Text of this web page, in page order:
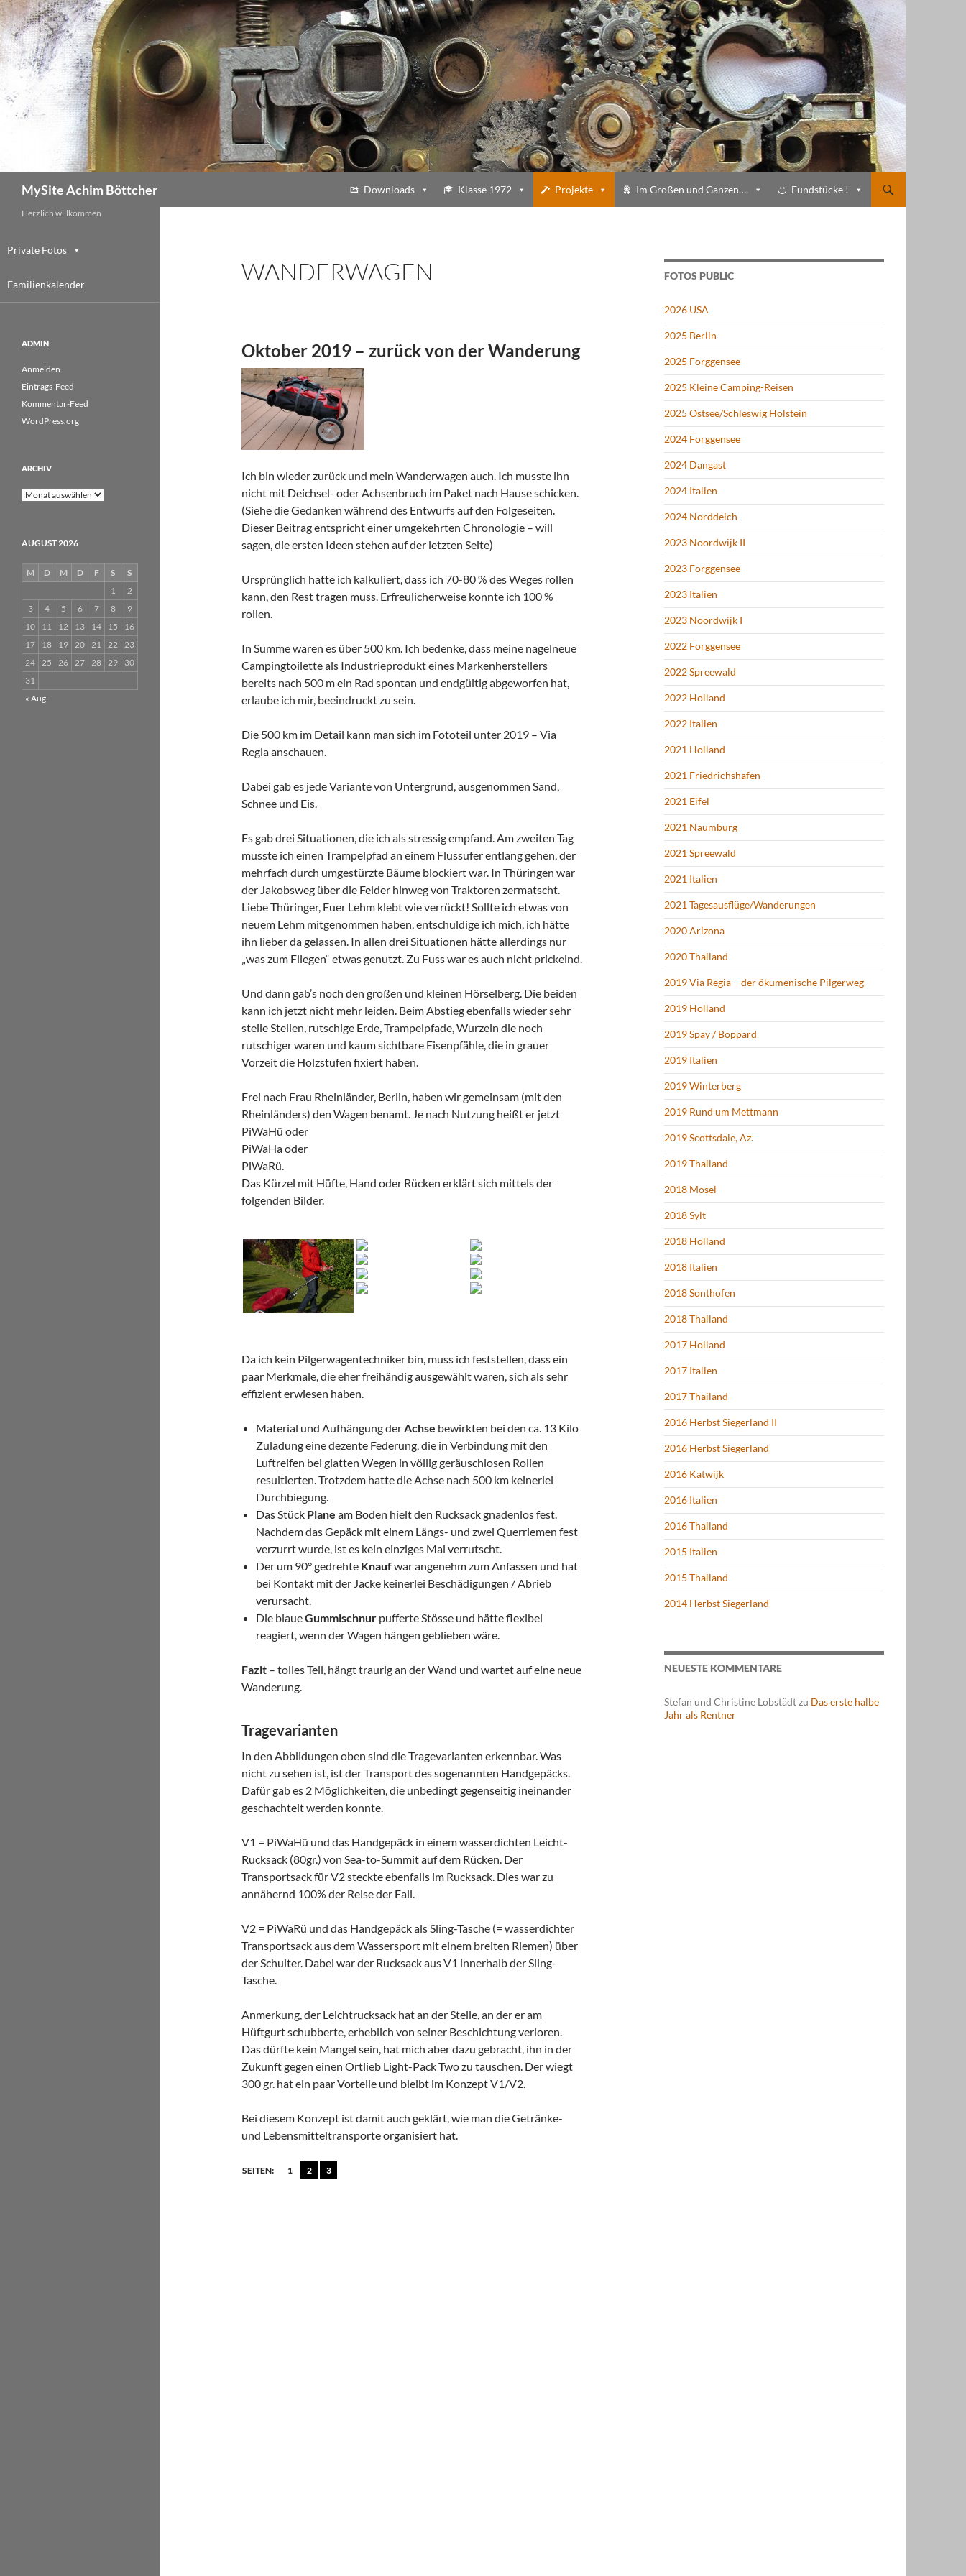
Zum
Inhalt
springen
MySite Achim Böttcher Downloads Klasse 1972 Projekte Im Großen und Ganzen…. Fundstücke !
WANDERWAGEN
Oktober 2019 – zurück von der Wanderung
Ich bin wieder zurück und mein Wanderwagen auch. Ich musste ihn
nicht mit Deichsel- oder Achsenbruch im Paket nach Hause schicken.
(Siehe die Gedanken während des Entwurfs auf den Folgeseiten.
Dieser Beitrag entspricht einer umgekehrten Chronologie – will
sagen, die ersten Ideen stehen auf der letzten Seite)
Ursprünglich hatte ich kalkuliert, dass ich 70-80 % des Weges rollen
kann, den Rest tragen muss. Erfreulicherweise konnte ich 100 %
rollen.
In Summe waren es über 500 km. Ich bedenke, dass meine nagelneue
Campingtoilette als Industrieprodukt eines Markenherstellers
bereits nach 500 m ein Rad spontan und endgültig abgeworfen hat,
erlaube ich mir, beeindruckt zu sein.
Die 500 km im Detail kann man sich im Fototeil unter 2019 – Via
Regia anschauen.
Dabei gab es jede Variante von Untergrund, ausgenommen Sand,
Schnee und Eis.
Es gab drei Situationen, die ich als stressig empfand. Am zweiten Tag
musste ich einen Trampelpfad an einem Flussufer entlang gehen, der
mehrfach durch umgestürzte Bäume blockiert war. In Thüringen war
der Jakobsweg über die Felder hinweg von Traktoren zermatscht.
Liebe Thüringer, Euer Lehm klebt wie verrückt! Sollte ich etwas von
neuem Lehm mitgenommen haben, entschuldige ich mich, ich hätte
ihn lieber da gelassen. In allen drei Situationen hätte allerdings nur
„was zum Fliegen“ etwas genutzt. Zu Fuss war es auch nicht prickelnd.
Und dann gab’s noch den großen und kleinen Hörselberg. Die beiden
kann ich jetzt nicht mehr leiden. Beim Abstieg ebenfalls wieder sehr
steile Stellen, rutschige Erde, Trampelpfade, Wurzeln die noch
rutschiger waren und kaum sichtbare Eisenpfähle, die in grauer
Vorzeit die Holzstufen fixiert haben.
Frei nach Frau Rheinländer, Berlin, haben wir gemeinsam (mit den
Rheinländers) den Wagen benamt. Je nach Nutzung heißt er jetzt
PiWaHü oder
PiWaHa oder
PiWaRü.
Das Kürzel mit Hüfte, Hand oder Rücken erklärt sich mittels der
folgenden Bilder.
Da ich kein Pilgerwagentechniker bin, muss ich feststellen, dass ein
paar Merkmale, die eher freihändig ausgewählt waren, sich als sehr
effizient erwiesen haben.
Material und Aufhängung der Achse bewirkten bei den ca. 13 Kilo
Zuladung eine dezente Federung, die in Verbindung mit den
Luftreifen bei glatten Wegen in völlig geräuschlosen Rollen
resultierten. Trotzdem hatte die Achse nach 500 km keinerlei
Durchbiegung.
Das Stück Plane am Boden hielt den Rucksack gnadenlos fest.
Nachdem das Gepäck mit einem Längs- und zwei Querriemen fest
verzurrt wurde, ist es kein einziges Mal verrutscht.
Der um 90° gedrehte Knaufwar angenehm zum Anfassen und hat
bei Kontakt mit der Jacke keinerlei Beschädigungen / Abrieb
verursacht.
Die blaueGummischnur pufferte Stösse und hätte flexibel
reagiert, wenn der Wagen hängen geblieben wäre.
Fazit – tolles Teil, hängt traurig an der Wand und wartet auf eine neue
Wanderung.
Tragevarianten
In den Abbildungen oben sind die Tragevarianten erkennbar. Was
nicht zu sehen ist, ist der Transport des sogenannten Handgepäcks.
Dafür gab es 2 Möglichkeiten, die unbedingt gegenseitig ineinander
geschachtelt werden konnte.
V1 = PiWaHü und das Handgepäck in einem wasserdichten Leicht-
Rucksack (80gr.) von Sea-to-Summit auf dem Rücken. Der
Transportsack für V2 steckte ebenfalls im Rucksack. Dies war zu
annähernd 100% der Reise der Fall.
V2 = PiWaRü und das Handgepäck als Sling-Tasche (= wasserdichter
Transportsack aus dem Wassersport mit einem breiten Riemen) über
der Schulter. Dabei war der Rucksack aus V1 innerhalb der Sling-
Tasche.
Anmerkung, der Leichtrucksack hat an der Stelle, an der er am
Hüftgurt schubberte, erheblich von seiner Beschichtung verloren.
Das dürfte kein Mangel sein, hat mich aber dazu gebracht, ihn in der
Zukunft gegen einen Ortlieb Light-Pack Two zu tauschen. Der wiegt
300 gr. hat ein paar Vorteile und bleibt im Konzept V1/V2.
Bei diesem Konzept ist damit auch geklärt, wie man die Getränke-
und Lebensmitteltransporte organisiert hat.
SEITEN: 1 2 3
FOTOS PUBLIC
2026 USA
2025 Berlin
2025 Forggensee
2025 Kleine Camping-Reisen
2025 Ostsee/Schleswig Holstein
2024 Forggensee
2024 Dangast
2024 Italien
2024 Norddeich
2023 Noordwijk II
2023 Forggensee
2023 Italien
2023 Noordwijk I
2022 Forggensee
2022 Spreewald
2022 Holland
2022 Italien
2021 Holland
2021 Friedrichshafen
2021 Eifel
2021 Naumburg
2021 Spreewald
2021 Italien
2021 Tagesausflüge/Wanderungen
2020 Arizona
2020 Thailand
2019 Via Regia – der ökumenische Pilgerweg
2019 Holland
2019 Spay / Boppard
2019 Italien
2019 Winterberg
2019 Rund um Mettmann
2019 Scottsdale, Az.
2019 Thailand
2018 Mosel
2018 Sylt
2018 Holland
2018 Italien
2018 Sonthofen
2018 Thailand
2017 Holland
2017 Italien
2017 Thailand
2016 Herbst Siegerland II
2016 Herbst Siegerland
2016 Katwijk
2016 Italien
2016 Thailand
2015 Italien
2015 Thailand
2014 Herbst Siegerland
NEUESTE KOMMENTARE
Stefan und Christine Lobstädtzu Das erste halbe
Jahr als Rentner
Herzlich willkommen
Private Fotos
Familienkalender
ADMIN
Anmelden
Eintrags-Feed
Kommentar-Feed
WordPress.org
ARCHIV
Archiv
AUGUST 2026
M D M D F S
S
1
2
3
4 5 6 7 8
9
10
11 12 13 14 15
16
17
18 19 20 21 22 23
24 25 26 27 28 29
30
31
« Aug.